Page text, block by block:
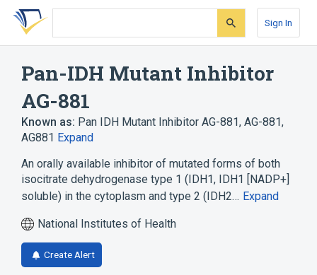
Skip
search
Skip
Skip
account
Sign In
Pan-IDH Mutant Inhibitor
AG-881
Known as: Pan IDH Mutant Inhibitor AG-881, AG-881,
AG881 Expand
An orally available inhibitor of mutated forms of both
isocitrate dehydrogenase type 1 (IDH1, IDH1 [NADP+]
soluble) in the cytoplasm and type 2 (IDH2… Expand
National Institutes of Health
Create Alert